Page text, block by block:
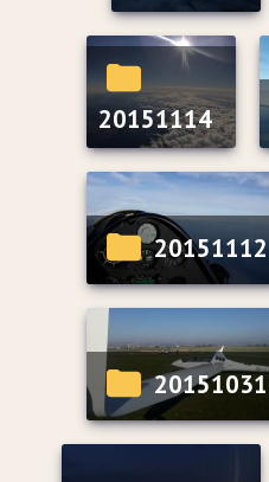
20151114
20151112
20151031